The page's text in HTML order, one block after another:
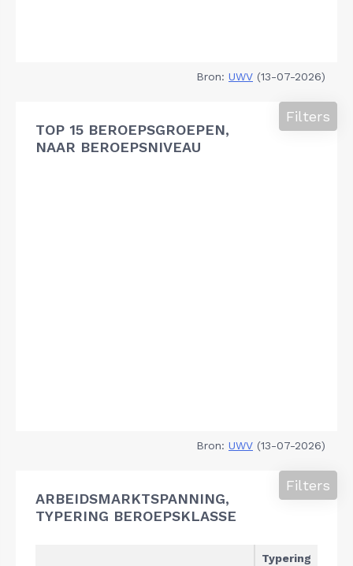
Bron: UWV (13-07-2026)
TOP 15 BEROEPSGROEPEN,
NAAR BEROEPSNIVEAU
Filters
Bron: UWV (13-07-2026)
ARBEIDSMARKTSPANNING,
TYPERING BEROEPSKLASSE
Filters